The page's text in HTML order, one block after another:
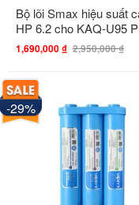
Bộ lõi Smax hiệu suất
HP 6.2 cho KAQ-U95
1,690,000₫ 2,950,000₫
-29%